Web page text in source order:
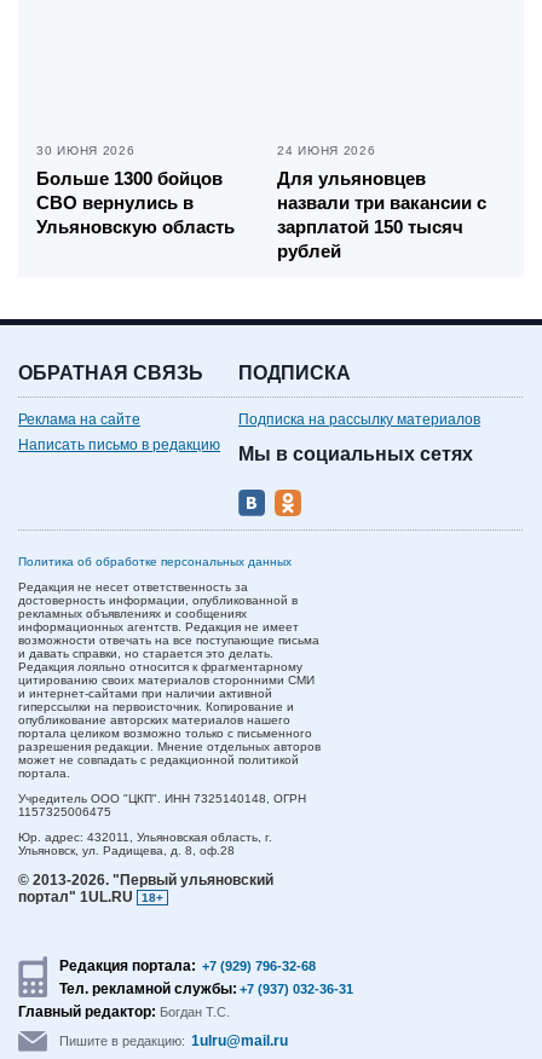
30 ИЮНЯ 2026
Больше 1300 бойцов
СВО вернулись в
Ульяновскую область
24 ИЮНЯ 2026
Для ульяновцев
назвали три вакансии с
зарплатой 150 тысяч
рублей
ОБРАТНАЯ СВЯЗЬ
Реклама на сайте
Написать письмо в редакцию
ПОДПИСКА
Подписка на рассылку материалов
Мы в социальных сетях
Политика об обработке персональных данных
Редакция не несет ответственность за
достоверность информации, опубликованной в
рекламных объявлениях и сообщениях
информационных агентств. Редакция не имеет
возможности отвечать на все поступающие письма
и давать справки, но старается это делать.
Редакция лояльно относится к фрагментарному
цитированию своих материалов сторонними СМИ
и интернет-сайтами при наличии активной
гиперссылки на первоисточник. Копирование и
опубликование авторских материалов нашего
портала целиком возможно только с письменного
разрешения редакции. Мнение отдельных авторов
может не совпадать с редакционной политикой
портала.
Учредитель ООО "ЦКП". ИНН 7325140148, ОГРН
1157325006475
Юр. адрес: 432011, Ульяновская область, г.
Ульяновск, ул. Радищева, д. 8, оф.28
© 2013-2026. "Первый ульяновский
портал" 1UL.RU
18+
Редакция портала: +7 (929) 796-32-68
Тел. рекламной службы: +7 (937) 032-36-31
Главный редактор: Богдан Т.С.
Пишите в редакцию: 1ulru@mail.ru